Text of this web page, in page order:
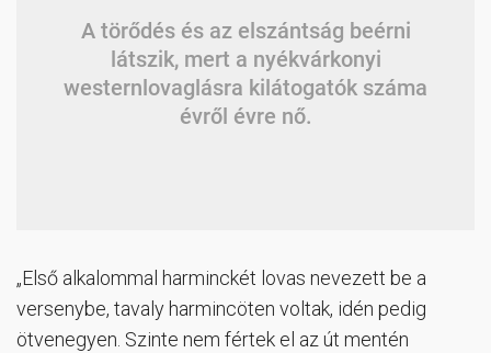
A törődés és az elszántság beérni
látszik, mert a nyékvárkonyi
westernlovaglásra kilátogatók száma
évről évre nő.
„Első alkalommal harminckét lovas nevezett be a
versenybe, tavaly harmincöten voltak, idén pedig
ötvenegyen. Szinte nem fértek el az út mentén